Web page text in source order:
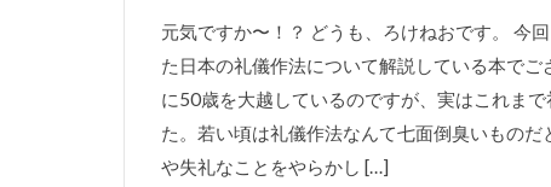
元気ですか〜！？ どうも、ろけねおです。 今
た日本の礼儀作法について解説している本で
に50歳を大越しているのですが、実はこれま
た。若い頃は礼儀作法なんて七面倒臭いもの
や失礼なことをやらかし […]